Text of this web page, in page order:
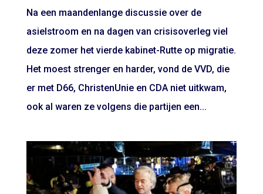
Na een maandenlange discussie over de
asielstroom en na dagen van crisisoverleg viel
deze zomer het vierde kabinet-Rutte op migratie.
Het moest strenger en harder, vond de VVD, die
er met D66, ChristenUnie en CDA niet uitkwam,
ook al waren ze volgens die partijen een...